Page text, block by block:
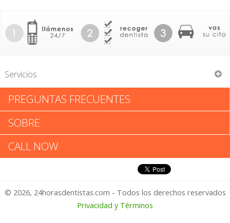
Servicios
24 Hour Dental Emergency Care
24 Hour Dental Emergency
Care: Califica tu Experiencia
1 – No Feliz
PREGUNTAS FRECUENTES
SOBRE
CALL NOW
© 2026, 24horasdentistas.com - Todos los derechos reservados
Privacidad y Términos